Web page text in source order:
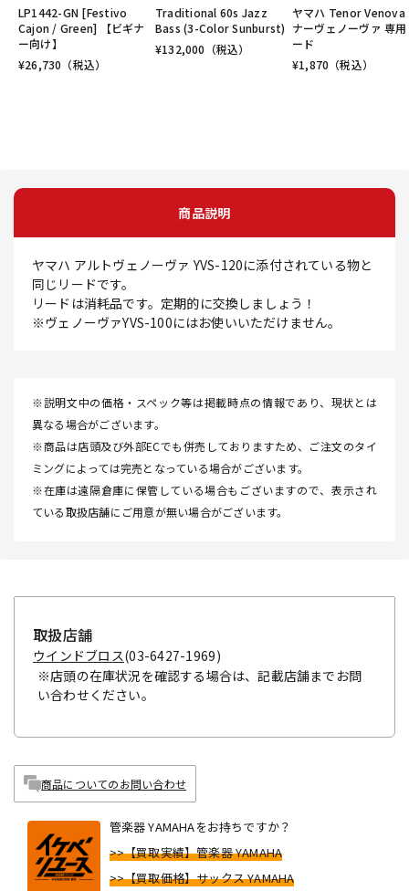
LP1442-GN [Festivo
Cajon / Green] 【ビギナ
ー向け】
¥26,730 （税込）
Traditional 60s Jazz
Bass (3-Color Sunburst)
¥132,000 （税込）
ヤマハ Tenor Venova
ナーヴェノーヴァ 専
ード
¥1,870 （税込）
商品説明
ヤマハ アルトヴェノーヴァ YVS-120に添付されている物と
同じリードです。
リードは消耗品です。定期的に交換しましょう！
※ヴェノーヴァYVS-100にはお使いいただけません。
※説明文中の価格・スペック等は掲載時点の情報であり、現状とは
異なる場合がございます。
※商品は店頭及び外部ECでも併売しておりますため、ご注文のタイ
ミングによっては完売となっている場合がございます。
※在庫は遠隔倉庫に保管している場合もございますので、表示され
ている取扱店舗にご用意が無い場合がございます。
取扱店舗
ウインドブロス(03-6427-1969)
※店頭の在庫状況を確認する場合は、記載店舗までお問
い合わせください。
商品についてのお問い合わせ
管楽器 YAMAHAをお持ちですか？
>>【買取実績】管楽器 YAMAHA
>>【買取価格】サックス YAMAHA